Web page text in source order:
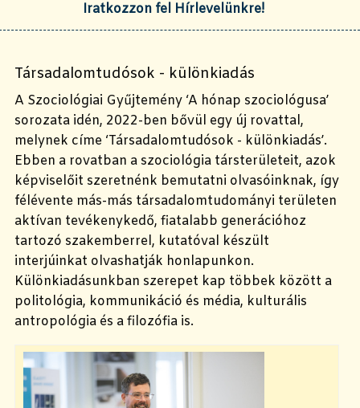
Iratkozzon fel Hírlevelünkre!
Társadalomtudósok - különkiadás
A Szociológiai Gyűjtemény ‘A hónap szociológusa’
sorozata idén, 2022-ben bővül egy új rovattal,
melynek címe ‘Társadalomtudósok - különkiadás’.
Ebben a rovatban a szociológia társterületeit, azok
képviselőit szeretnénk bemutatni olvasóinknak, így
félévente más-más társadalomtudományi területen
aktívan tevékenykedő, fiatalabb generációhoz
tartozó szakemberrel, kutatóval készült
interjúinkat olvashatják honlapunkon.
Különkiadásunkban szerepet kap többek között a
politológia, kommunikáció és média, kulturális
antropológia és a filozófia is.